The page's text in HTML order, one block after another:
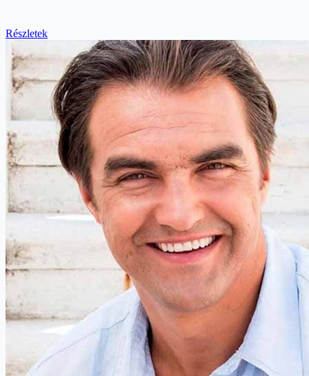
Részletek